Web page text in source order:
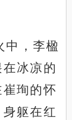
中，李楹
冰凉的
珣的怀
躯在红